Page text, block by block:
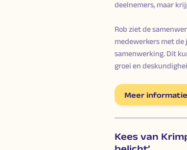
deelnemers, maar
Rob ziet de
medewerkers met
samenwerking. Dit
groei en
Meer
Kees van